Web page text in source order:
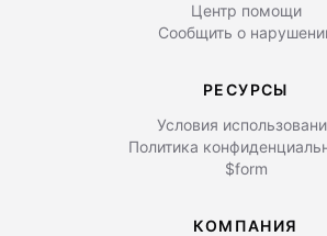
Центр помощи
Сообщить о
РЕСУРСЫ
Условия
Политика
$form
КОМПАНИЯ